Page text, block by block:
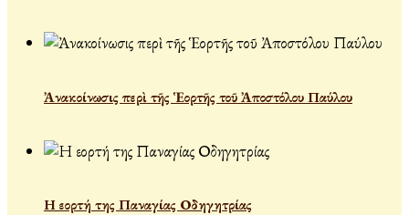
Ἀνακοίνωσις περὶ τῆς Ἑορτῆς τοῦ Ἀποστόλου Παύλου
Η εορτή της Παναγίας Οδηγητρίας